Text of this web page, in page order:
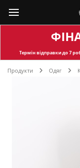
Термін відправкидо 7
Продукти Одяг